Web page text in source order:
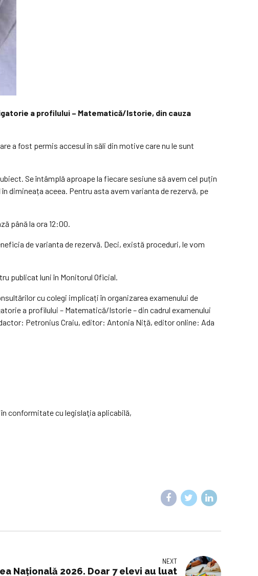
a profilului – Matematică/Istorie, din cauza
a fost permis accesul în săli din motive care nu le sunt
Se întâmplă aproape la fiecare sesiune să avem cel puțin
dimineața aceea. Pentru asta avem varianta de rezervă, pe
până la ora 12:00.
de varianta de rezervă. Deci, există proceduri, le vom
publicat luni în Monitorul Oficial.
cu colegi implicați în organizarea examenului de
a profilului – Matematică/Istorie – din cadrul examenului
Petronius Craiu, editor: Antonia Niță, editor online: Ada
conformitate cu legislaţia aplicabilă,
NEXT
Naţională 2026. Doar 7 elevi au luat